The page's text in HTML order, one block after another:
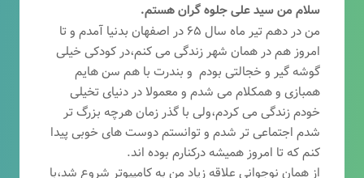
سلام من سید علی جلوه گران هستم.
من در دهم تیر ماه سال ۶۵ در اصفهان بدنیا آمدم و تا
امروز هم در همان شهر زندگی می کنم،در کودکی خیلی
گوشه گیر و خجالتی بودم و بندرت با هم سن هایم
همبازی و همکلام می شدم و معمولا در دنیای تخیلی
خودم زندگی می کردم،ولی با گذر زمان هرچه بزرگ تر
شدم اجتماعی تر شدم و توانستم دوست های خوبی پیدا
کنم که تا امروز همیشه درکنارم بوده اند.
از همان نوجوانی علاقه زیاد من به کامپیوتر شروع شد،با